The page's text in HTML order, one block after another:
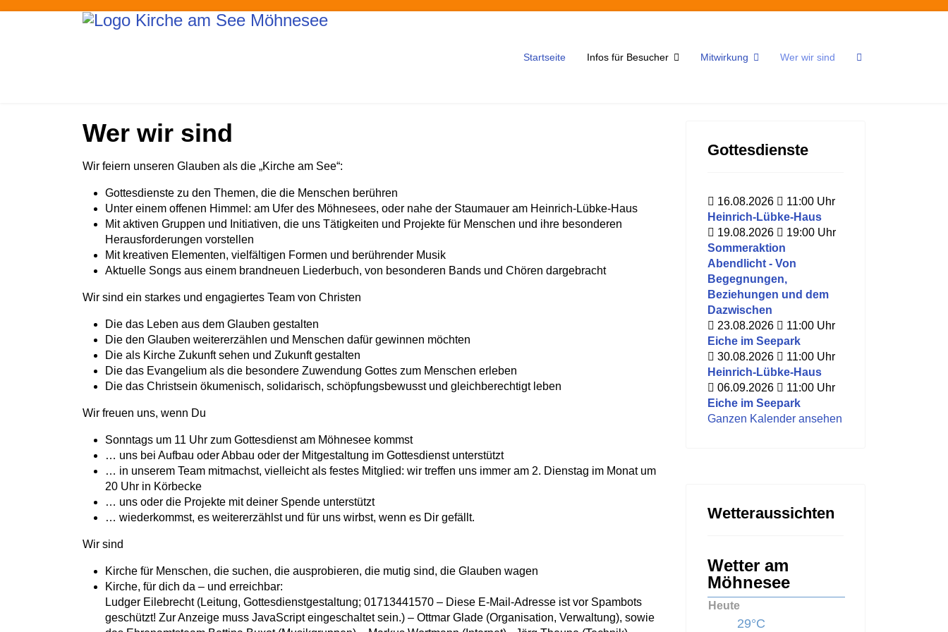
Startseite Infos für Besucher Mitwirkung Wer wir sind
Wer wir sind
Wir feiern unseren Glauben als die „Kirche am See“:
Gottesdienste zu den Themen, die die Menschen berühren
Unter einem offenen Himmel: am Ufer des Möhnesees, oder nahe der Staumauer am Heinrich-Lübke-Haus
Mit aktiven Gruppen und Initiativen, die uns Tätigkeiten und Projekte für Menschen und ihre besonderen
Herausforderungen vorstellen
Mit kreativen Elementen, vielfältigen Formen und berührender Musik
Aktuelle Songs aus einem brandneuen Liederbuch, von besonderen Bands und Chören dargebracht
Wir sind ein starkes und engagiertes Team von Christen
Die das Leben aus dem Glauben gestalten
Die den Glauben weitererzählen und Menschen dafür gewinnen möchten
Die als Kirche Zukunft sehen und Zukunft gestalten
Die das Evangelium als die besondere Zuwendung Gottes zum Menschen erleben
Die das Christsein ökumenisch, solidarisch, schöpfungsbewusst und gleichberechtigt leben
Wir freuen uns, wenn Du
Sonntags um 11 Uhr zum Gottesdienst am Möhnesee kommst
… uns bei Aufbau oder Abbau oder der Mitgestaltung im Gottesdienst unterstützt
… in unserem Team mitmachst, vielleicht als festes Mitglied: wir treffen uns immer am 2. Dienstag im Monat um
20 Uhr in Körbecke
… uns oder die Projekte mit deiner Spende unterstützt
… wiederkommst, es weitererzählst und für uns wirbst, wenn es Dir gefällt.
Wir sind
Kirche für Menschen, die suchen, die ausprobieren, die mutig sind, die Glauben wagen
Kirche, für dich da – und erreichbar:
Ludger Eilebrecht (Leitung, Gottesdienstgestaltung; 01713441570 – Diese E-Mail-Adresse ist vor Spambots
geschützt! Zur Anzeige muss JavaScript eingeschaltet sein.) – Ottmar Glade (Organisation, Verwaltung), sowie
Gottesdienste
16.08.2026 11:00 Uhr
Heinrich-Lübke-Haus
19.08.2026
19:00 Uhr
Sommeraktion
Abendlicht - Von
Begegnungen,
Beziehungen und dem
Dazwischen
23.08.2026
11:00 Uhr
Eiche im Seepark
30.08.2026
11:00 Uhr
Heinrich-Lübke-Haus
06.09.2026
11:00 Uhr
Eiche im Seepark
Ganzen Kalender ansehen
Wetteraussichten
Wetter am
Möhnesee
Heute
29°C